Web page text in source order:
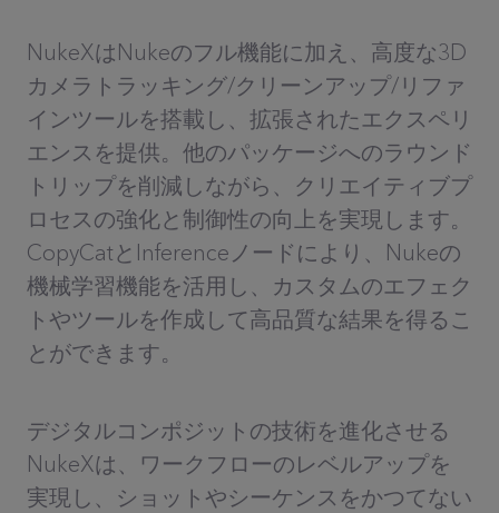
NukeXはNukeのフル機能に加え、高度な3D
カメラトラッキング/クリーンアップ/リファ
インツールを搭載し、拡張されたエクスペリ
エンスを提供。他のパッケージへのラウンド
トリップを削減しながら、クリエイティブプ
ロセスの強化と制御性の向上を実現します。
CopyCatとInferenceノードにより、Nukeの
機械学習機能を活用し、カスタムのエフェク
トやツールを作成して高品質な結果を得るこ
とができます。
デジタルコンポジットの技術を進化させる
NukeXは、ワークフローのレベルアップを
実現し、ショットやシーケンスをかつてない